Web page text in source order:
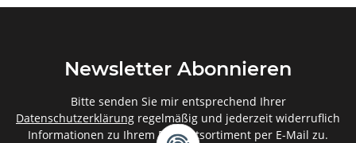
Newsletter Abonnieren
Bitte senden Sie mir entsprechend Ihrer
Datenschutzerklärung regelmäßig und jederzeit widerruflich
Informationen zu Ihrem Produktsortiment per E-Mail zu.